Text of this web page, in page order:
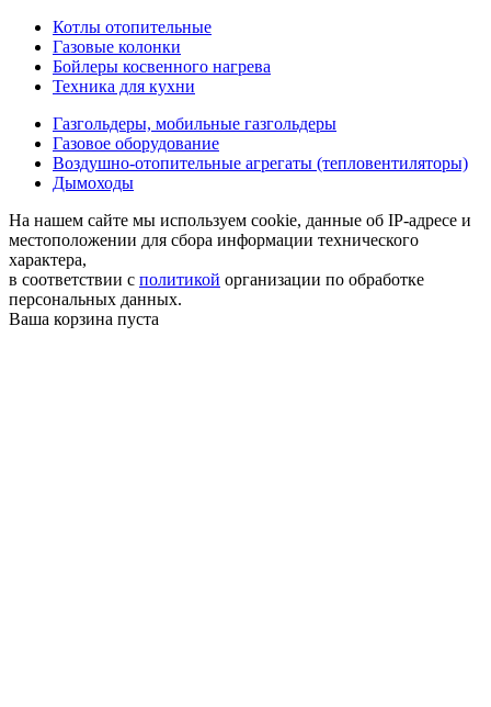
Котлы отопительные
Газовые колонки
Бойлеры косвенного нагрева
Техника для кухни
Газгольдеры, мобильные газгольдеры
Газовое оборудование
Воздушно-отопительные агрегаты (тепловентиляторы)
Дымоходы
На нашем сайте мы используем cookie, данные об IP-адресе и
местоположении для сбора информации технического
характера,
в соответствии с политикой организации по обработке
персональных данных.
Ваша корзина пуста